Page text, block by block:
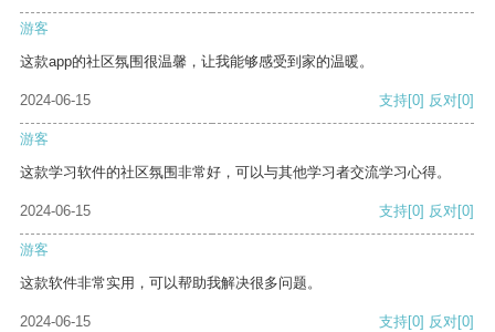
游客
这款app的社区氛围很温馨，让我能够感受到家的温暖。
2024-06-15 支持[0] 反对[0]
游客
这款学习软件的社区氛围非常好，可以与其他学习者交流学习心得。
2024-06-15 支持[0] 反对[0]
游客
这款软件非常实用，可以帮助我解决很多问题。
2024-06-15 支持[0] 反对[0]